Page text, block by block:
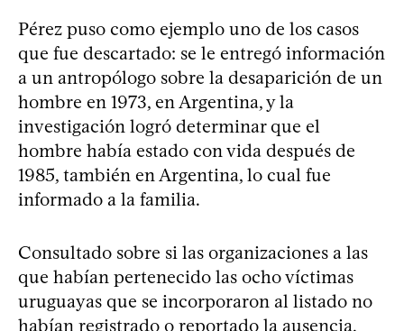
Pérez puso como ejemplo uno de los casos
que fue descartado: se le entregó información
a un antropólogo sobre la desaparición de un
hombre en 1973, en Argentina, y la
investigación logró determinar que el
hombre había estado con vida después de
1985, también en Argentina, lo cual fue
informado a la familia.
Consultado sobre si las organizaciones a las
que habían pertenecido las ocho víctimas
uruguayas que se incorporaron al listado no
habían registrado o reportado la ausencia,